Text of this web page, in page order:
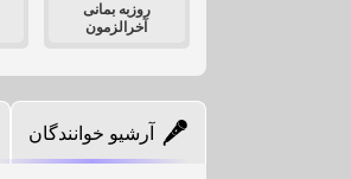
روزبه بمانی
آخرالزمون
آرشیو خوانندگان